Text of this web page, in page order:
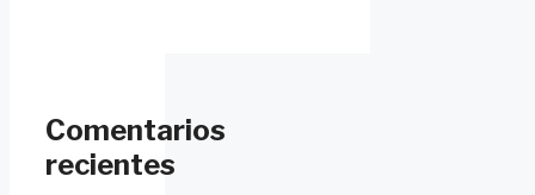
Comentarios
recientes